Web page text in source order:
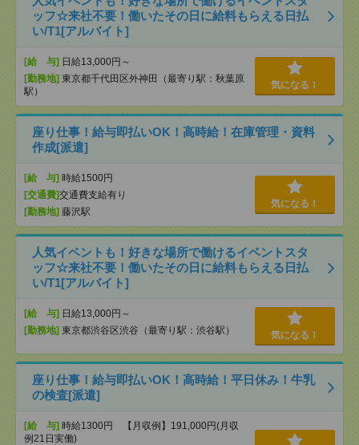
ッフ☆来社不要！働いたその日に給料もらえる日払
い/T1[アルバイト]
[給 与] 日給13,000円～
[勤務地] 東京都千代田区外神田（最寄り駅：秋葉原
駅）
気になる！
座り仕事！給与即払いOK！高時給！在庫管理・資料
作成[派遣]
[給 与] 時給1500円
[交通費]交通費支給有り
[勤務地] 藤沢駅
気になる！
人気イベントも！好きな場所で働けるイベントスタ
ッフ☆来社不要！働いたその日に給料もらえる日払
い/T1[アルバイト]
[給 与] 日給13,000円～
[勤務地] 東京都渋谷区渋谷（最寄り駅：渋谷駅） 気になる！
座り仕事！給与即払いOK！高時給！平日休み！牛乳
の検査[派遣]
[給 与] 時給1300円 【月収例】191,000円(月収
例21日実働)